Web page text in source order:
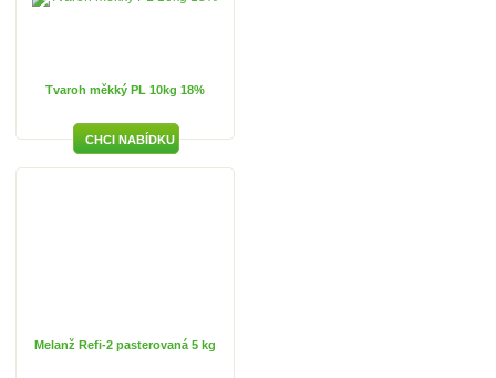
Tvaroh měkký PL 10kg 18%
Melanž Refi-2 pasterovaná 5 kg